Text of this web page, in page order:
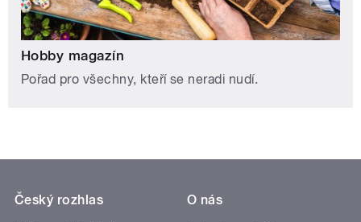
Hobby magazín
Pořad pro všechny, kteří se neradi nudí.
Český rozhlas
O nás